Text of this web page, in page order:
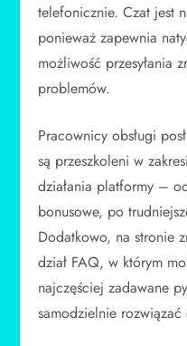
telefonicznie. Czat jest
ponieważ zapewnia
możliwość przesyłania
problemów.
Pracownicy obsługi
są przeszkoleni w
działania platformy –
bonusowe, po
Dodatkowo, na stronie
dział FAQ, w którym
najczęściej zadawane
samodzielnie